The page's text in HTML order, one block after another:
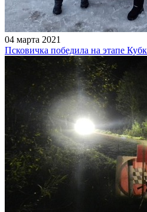
04 марта 2021
Псковичка победила на этапе